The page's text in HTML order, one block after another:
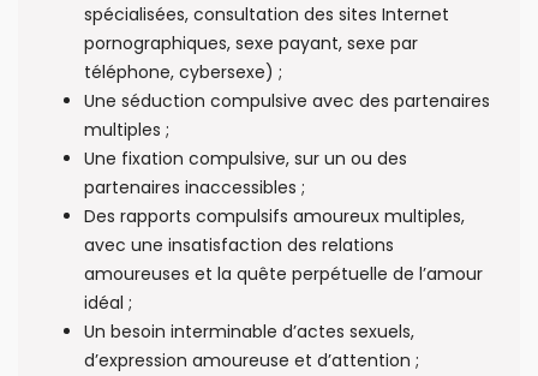
spécialisées, consultation des sites Internet
pornographiques, sexe payant, sexe par
téléphone, cybersexe) ;
Une séduction compulsive avec des partenaires
multiples ;
Une fixation compulsive, sur un ou des
partenaires inaccessibles ;
Des rapports compulsifs amoureux multiples,
avec une insatisfaction des relations
amoureuses et la quête perpétuelle de l’amour
idéal ;
Un besoin interminable d’actes sexuels,
d’expression amoureuse et d’attention ;